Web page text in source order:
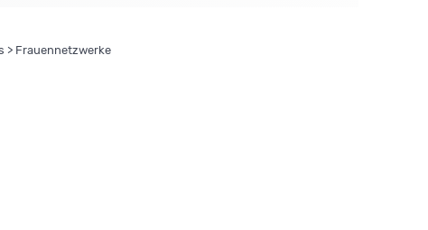
> Frauennetzwerke